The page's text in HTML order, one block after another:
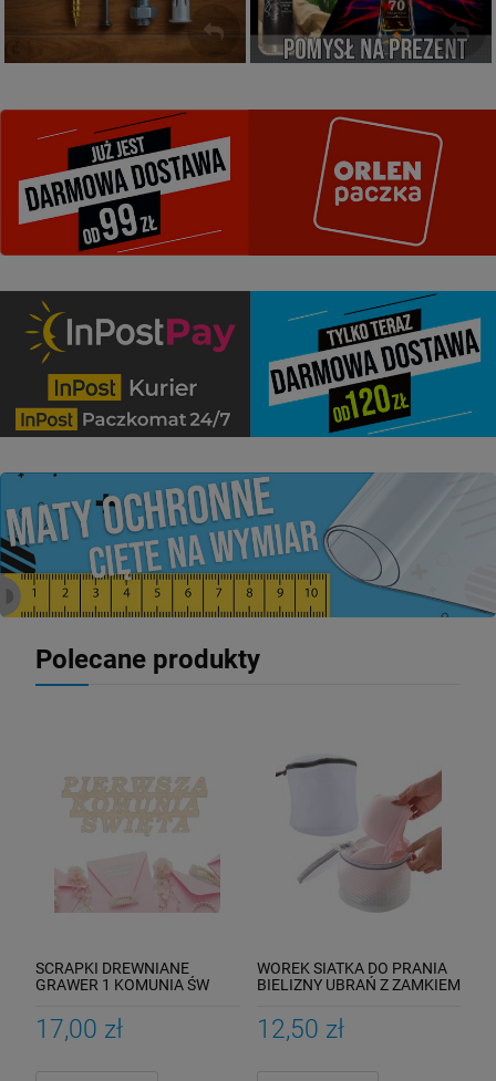
Polecane produkty
SCRAPKI DREWNIANE
GRAWER 1 KOMUNIA ŚW
KOMUNIJNEGO 10SZT
17,00 zł
WOREK SIATKA DO PRANIA
BIELIZNY UBRAŃ Z ZAMKIEM
12,50 zł